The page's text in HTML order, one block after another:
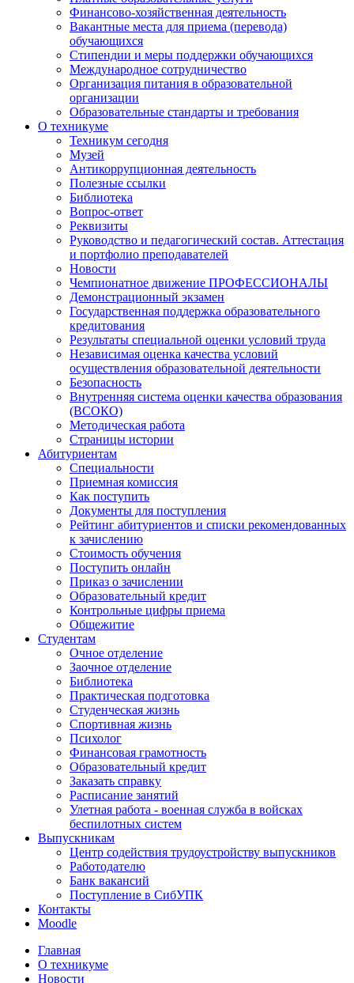
Финансово-хозяйственная деятельность
Вакантные места для приема (перевода)
обучающихся
Стипендии и меры поддержки обучающихся
Международное сотрудничество
Организация питания в образовательной
организации
Образовательные стандарты и требования
О техникуме
Техникум сегодня
Музей
Антикоррупционная деятельность
Полезные ссылки
Библиотека
Вопрос-ответ
Реквизиты
Руководство и педагогический состав. Аттестация
и портфолио преподавателей
Новости
Чемпионатное движение ПРОФЕССИОНАЛЫ
Демонстрационный экзамен
Государственная поддержка образовательного
кредитования
Результаты специальной оценки условий труда
Независимая оценка качества условий
осуществления образовательной деятельности
Безопасность
Внутренняя система оценки качества образования
(ВСОКО)
Методическая работа
Страницы истории
Абитуриентам
Специальности
Приемная комиссия
Как поступить
Документы для поступления
Рейтинг абитуриентов и списки рекомендованных
к зачислению
Стоимость обучения
Поступить онлайн
Приказ о зачислении
Образовательный кредит
Контрольные цифры приема
Общежитие
Студентам
Очное отделение
Заочное отделение
Библиотека
Практическая подготовка
Студенческая жизнь
Спортивная жизнь
Психолог
Финансовая грамотность
Образовательный кредит
Заказать справку
Расписание занятий
Улетная работа - военная служба в войсках
беспилотных систем
Выпускникам
Центр содействия трудоустройству выпускников
Работодателю
Банк вакансий
Поступление в СибУПК
Контакты
Moodle
Главная
О техникуме
Новости